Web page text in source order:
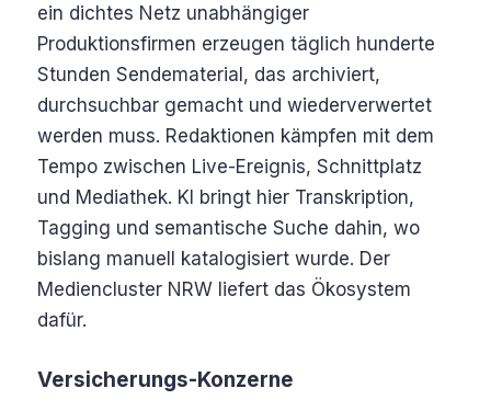
ein dichtes Netz unabhängiger
Produktionsfirmen erzeugen täglich hunderte
Stunden Sendematerial, das archiviert,
durchsuchbar gemacht und wiederverwertet
werden muss. Redaktionen kämpfen mit dem
Tempo zwischen Live-Ereignis, Schnittplatz
und Mediathek. KI bringt hier Transkription,
Tagging und semantische Suche dahin, wo
bislang manuell katalogisiert wurde. Der
Mediencluster NRW liefert das Ökosystem
dafür.
Versicherungs-Konzerne